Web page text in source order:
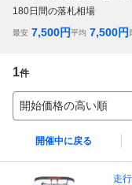
180日間の落札相場
最安 7,500円平均 7,500円
1件
開始価格の高い順
開催中に戻る
走